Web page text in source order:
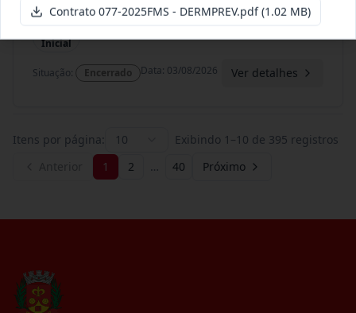
2023
Inicial
prestação de serviços de...
Situação: Encerrado Data: 03/08/2026 Ver detalhes
Itens por página: 10 Exibindo 1 –10 de 395 registros
1 2 … 40 Próximo
Contrato 077-2025FMS - DERMPREV.pdf(1.02 MB)